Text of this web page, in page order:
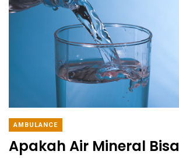
AMBULANCE
Apakah Air Mineral Bisa